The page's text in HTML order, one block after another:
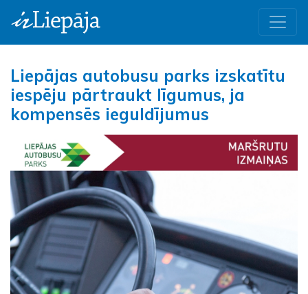
Liepājas autobusu parks izskatītu
iespēju pārtraukt līgumus, ja
kompensēs ieguldījumus